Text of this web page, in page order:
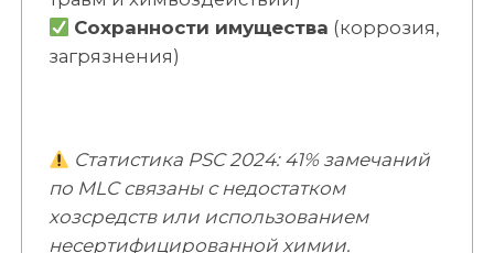
Сохранности имущества (коррозия,
загрязнения)
Статистика PSC 2024: 41% замечаний
по MLC связаны с недостатком
хозсредств или использованием
несертифицированной химии.